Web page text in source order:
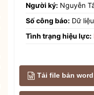
Người ký: Nguyễn
Số công báo: Dữ
Tình trạng hiệu lực:
Tải file bản word